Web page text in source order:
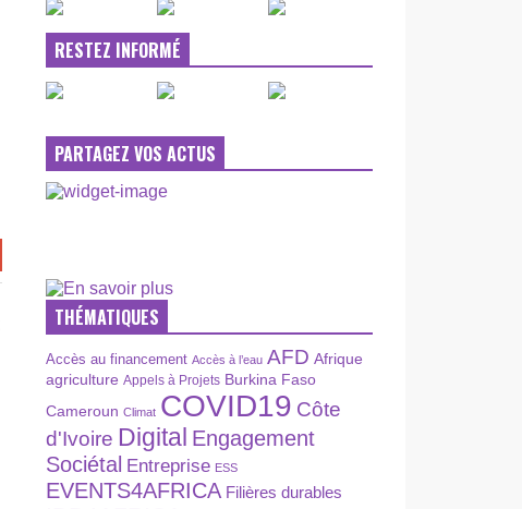
RESTEZ INFORMÉ
PARTAGEZ VOS ACTUS
THÉMATIQUES
Accès au financement Accès à l’eau AFD Afrique
agriculture Appels à Projets Burkina Faso
Cameroun Climat COVID19 Côte
d'Ivoire Digital Engagement
Sociétal Entreprise ESS
EVENTS4AFRICA Filières durables